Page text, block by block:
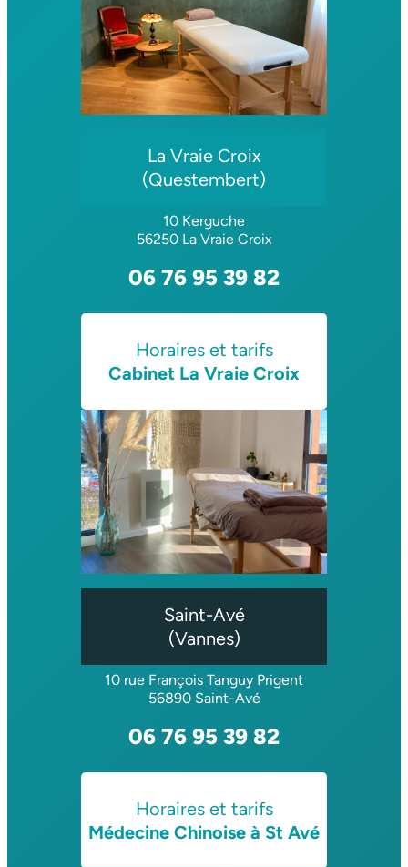
La Vraie Croix
(Questembert)
10 Kerguche
56250 La Vraie Croix
06 76 95 39 82
Horaires et tarifs
Cabinet La Vraie Croix
Saint-Avé
(Vannes)
10 rue François Tanguy Prigent
56890 Saint-Avé
06 76 95 39 82
Horaires et tarifs
Médecine Chinoise à St Avé